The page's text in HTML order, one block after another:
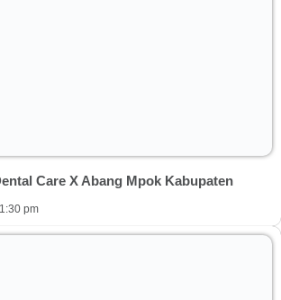
Care X Abang Mpok Kabupaten
1:30 pm